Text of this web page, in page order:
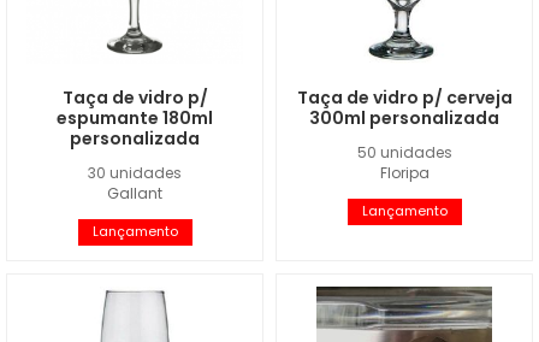
30 unidades
Gallant
Taça de vidro p/
espumante 180ml
personalizada
Lançamento
50 unidades
Floripa
Taça de vidro p/ cerveja
300ml personalizada
Lançamento